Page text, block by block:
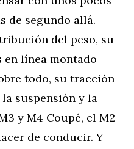
de segundo allá.
del peso, su
línea montado
todo, su tracción
suspensión y la
y M4 Coupé, el M2
de conducir. Y